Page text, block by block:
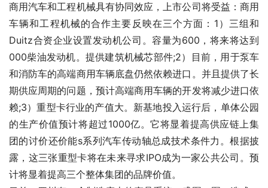
商用汽车和工程机械具有协同效应，上市公司将受益：商用
车辆和工程机械的合作主要反映在三个方面：1）三组和
Duitz合资企业设置发动机公司。容量为600，将来将达到
000柴油发动机。提供建筑机械芯部件;2）目前，用于泵车
和消防车的高端商用车辆底盘仍然依赖进口。并且提供了长
期供应周期的问题，预计高端商用车辆的开发将减少进口依
赖;3）重型卡行业的产值大。新基地投入运行后，单体公园
的生产价值预计将超过1000亿。它将显着提高供应链上集
团的讨价还价能s系列汽车传动轴总成技术条件力。根据披
露，这三张重型卡将在未来寻求IPO成为一家公共公司。预
计将显着提高三个整体集团的品牌价值。